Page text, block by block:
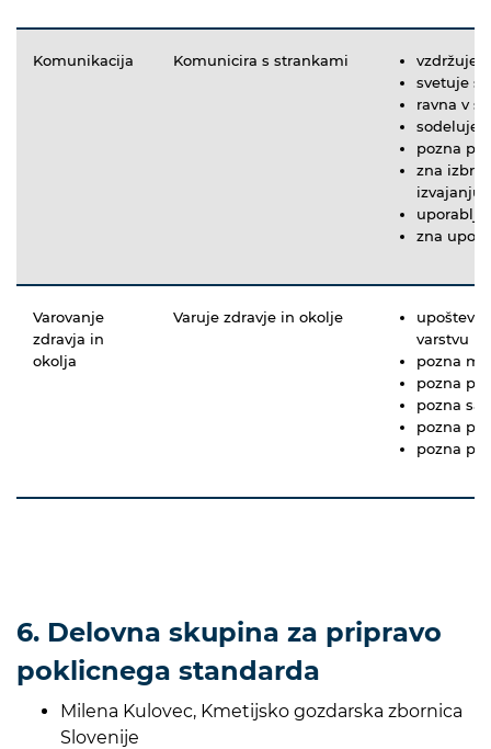
Komunikacija Komunicira s strankami
vzdržuje
svetuje
ravna v
sodeluje
pozna
zna
izvajanju
zna
Varovanje
zdravja in
okolja
Varuje zdravje in okolje
upošteva
varstvu
pozna
pozna
pozna
pozna
pozna
6. Delovna skupina za pripravo
poklicnega standarda
Milena Kulovec, Kmetijsko gozdarska zbornica
Slovenije